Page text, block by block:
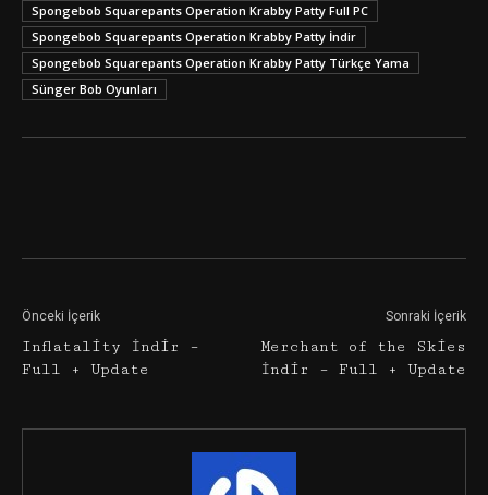
Spongebob Squarepants Operation Krabby Patty Full PC
Spongebob Squarepants Operation Krabby Patty İndir
Spongebob Squarepants Operation Krabby Patty Türkçe Yama
Sünger Bob Oyunları
Önceki İçerik
Inflatality İndir –
Full + Update
Sonraki İçerik
Merchant of the Skies
İndir – Full + Update